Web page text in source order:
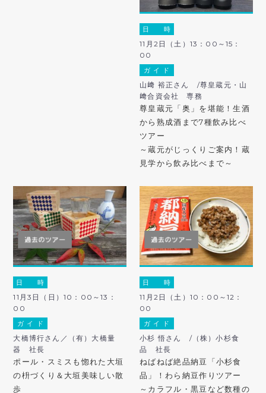
日 時
11月2日（土）13：00～15：
00
ガ イ ド
山﨑 裕正さん /尊皇蔵元・山
﨑合資会社 専務
尊皇蔵元「奥」を堪能！生酒
から熟成酒まで7種飲み比べ
ツアー
～蔵元がじっくりご案内！蔵
見学から飲み比べまで～
日 時
11月3日（日）10：00～13：
00
ガ イ ド
大橋博行さん／（有）大橋量
器 社長
ポール・スミスも惚れた大垣
の枡づくり＆大垣美味しい散
歩
日 時
11月2日（土）10：00～12：
00
ガ イ ド
小杉 悟さん /（株）小杉食
品 社長
ねばねば絶品納豆「小杉食
品」！わら納豆作りツアー
～カラフル・黒豆など数種の